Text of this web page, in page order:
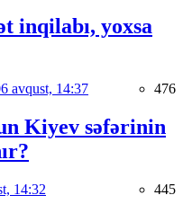
inqilabı, yoxsa
avqust, 14:37 476
Kiyev səfərinin
14:32 445